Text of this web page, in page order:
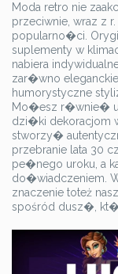
Moda retro nie
przeciwnie, wraz z
popularno�ci.
suplementy w
nabiera
zar�wno
humorystyczne
Mo�esz r�wnie�
dzi�ki dekoracjom
stworzy�
przebranie lata 30
pe�nego uroku, a
do�wiadczeniem.
znaczenie toteż
spośród dusz�,